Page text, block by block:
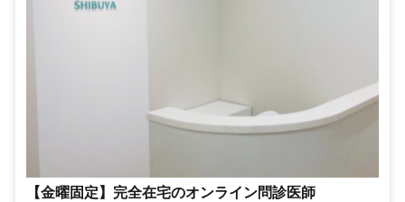
【金曜固定】完全在宅のオンライン問診医師